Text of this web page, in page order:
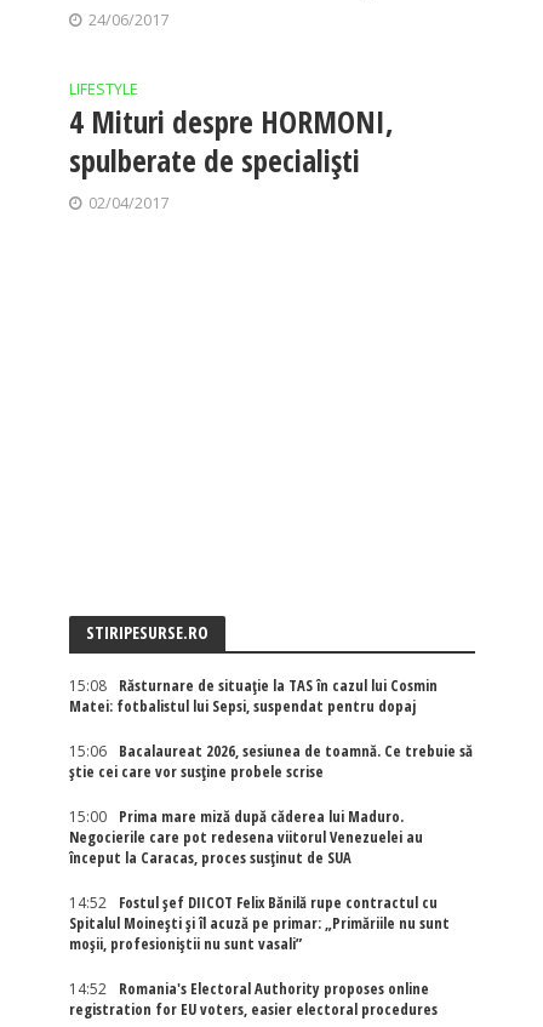
24/06/2017
LIFESTYLE
4 Mituri despre HORMONI,
spulberate de specialiști
02/04/2017
STIRIPESURSE.RO
15:08
Răsturnare de situație la TAS în cazul lui Cosmin
Matei: fotbalistul lui Sepsi, suspendat pentru dopaj
15:06
Bacalaureat 2026, sesiunea de toamnă. Ce trebuie să
știe cei care vor susține probele scrise
15:00
Prima mare miză după căderea lui Maduro.
Negocierile care pot redesena viitorul Venezuelei au
început la Caracas, proces susținut de SUA
14:52
Fostul șef DIICOT Felix Bănilă rupe contractul cu
Spitalul Moinești și îl acuză pe primar: „Primăriile nu sunt
moșii, profesioniștii nu sunt vasali”
14:52
Romania's Electoral Authority proposes online
registration for EU voters, easier electoral procedures